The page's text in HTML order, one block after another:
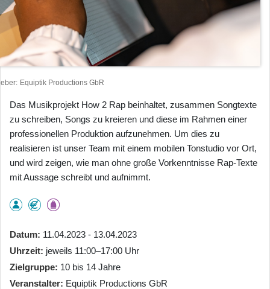
Equiptik Productions GbR
Das Musikprojekt How 2 Rap beinhaltet, zusammen Songtexte
zu schreiben, Songs zu kreieren und diese im Rahmen einer
professionellen Produktion aufzunehmen. Um dies zu
realisieren ist unser Team mit einem mobilen Tonstudio vor Ort,
und wird zeigen, wie man ohne große Vorkenntnisse Rap-Texte
mit Aussage schreibt und aufnimmt.
Datum 11.04.2023 - 13.04.2023
Uhrzeit jeweils 11:00–17:00 Uhr
Zielgruppe 10 bis 14 Jahre
Veranstalter Equiptik Productions GbR